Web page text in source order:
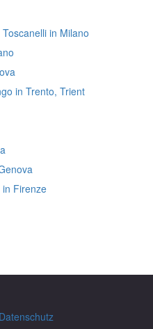
in Milano
in Trento, Trient
Firenze
Datenschutz